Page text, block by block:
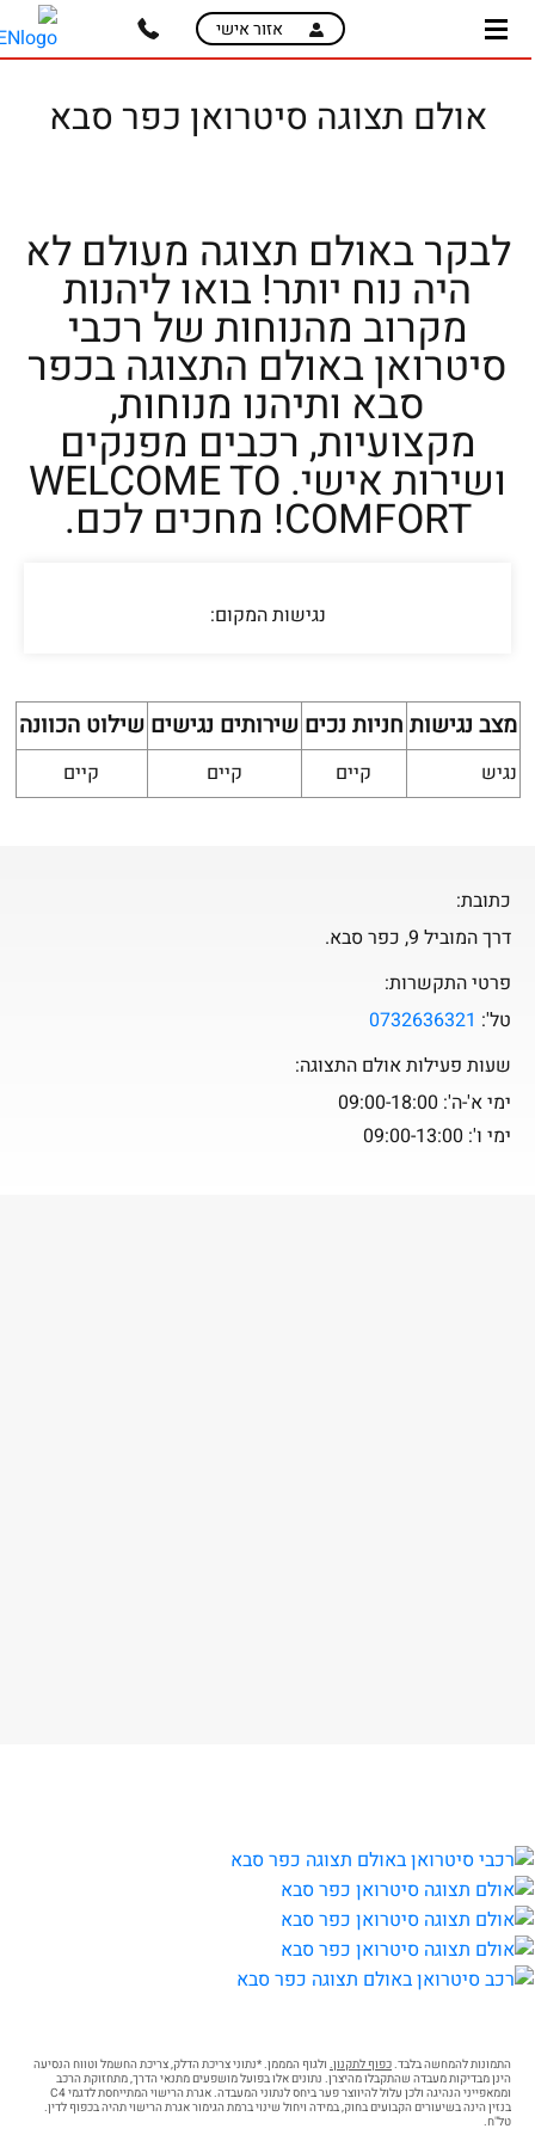
skip
content
skip
אזור אישי
אולם תצוגה סיטרואן כפר סבא
לבקר באולם תצוגה מעולם לא
היה נוח יותר! בואו ליהנות
מקרוב מהנוחות של רכבי
סיטרואן באולם התצוגה בכפר
סבא ותיהנו מנוחות,
מקצועיות, רכבים מפנקים
ושירות אישי. WELCOME TO
COMFORT! מחכים לכם.
נגישות המקום:
מצב נגישות חניות נכים שירותים נגישים שילוט הכוונה
נגיש קיים קיים קיים
כתובת:
דרך המוביל 9, כפר סבא.
פרטי התקשרות:
טל': 0732636321
שעות פעילות אולם התצוגה:
ימי א'-ה': 09:00-18:00
ימי ו': 09:00-13:00
התמונות להמחשה בלבד.כפוף לתקנון.ולגוף המממן. *נתוני צריכת הדלק, צריכת החשמל וטווח הנסיעה
הינן מבדיקות מעבדה שהתקבלו מהיצרן. נתונים אלו בפועל מושפעים מתנאי הדרך, מתחזוקת הרכב
וממאפייני הנהיגה ולכן עלול להיווצר פער ביחס לנתוני המעבדה. אגרת הרישוי המתייחסת לדגמי C4
בנזין הינה בשיעורים הקבועים בחוק, במידה ויחול שינוי ברמת הגימור אגרת הרישוי תהיה בכפוף לדין.
טל"ח.